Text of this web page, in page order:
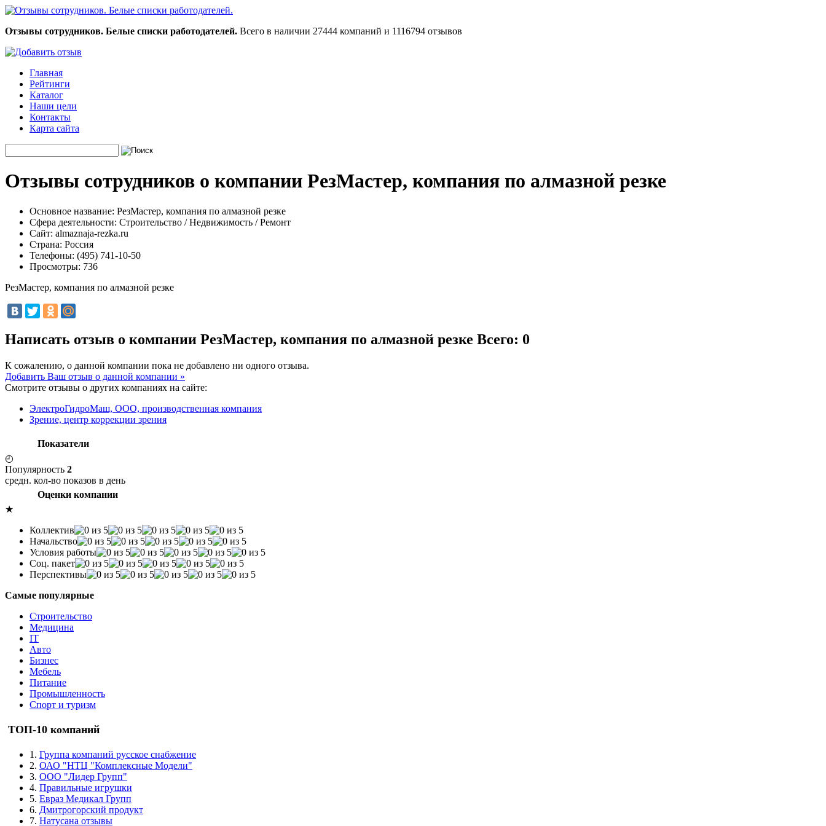
Отзывы сотрудников. Белые списки работодателей. Всего в наличии 27444 компаний и 1116794 отзывов
Главная
Рейтинги
Каталог
Наши цели
Контакты
Карта сайта
Отзывы сотрудников о компании РезМастер, компания по алмазной резке
Основное название: РезМастер, компания по алмазной резке
Сфера деятельности: Строительство / Недвижимость / Ремонт
Сайт: almaznaja-rezka.ru
Страна: Россия
Телефоны: (495) 741-10-50
Просмотры: 736
РезМастер, компания по алмазной резке
Написать отзыв о компании РезМастер, компания по алмазной резке Всего: 0
К сожалению, о данной компании пока не добавлено ни одного отзыва.
Добавить Ваш отзыв о данной компании »
Смотрите отзывы о других компаниях на сайте:
ЭлектроГидроМаш, ООО, производственная компания
Зрение, центр коррекции зрения
Показатели
◴
Популярность 2
средн. кол-во показов в день
Оценки компании
★
Коллектив
Начальство
Условия работы
Соц. пакет
Перспективы
Самые популярные
Строительство
Медицина
IT
Авто
Бизнес
Мебель
Питание
Промышленность
Спорт и туризм
ТОП-10 компаний
1. Группа компаний русское снабжение
2. ОАО "НТЦ "Комплексные Модели"
3. ООО "Лидер Групп"
4. Правильные игрушки
5. Евраз Медикал Групп
6. Дмитрогорский продукт
7. Натусана отзывы